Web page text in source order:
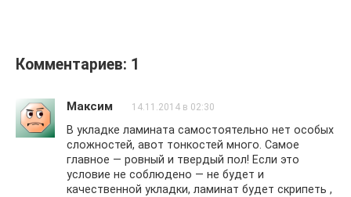
Комментариев: 1
Максим 14.11.2014 в 02:30
В укладке ламината самостоятельно нет особых
сложностей, авот тонкостей много. Самое
главное — ровный и твердый пол! Если это
условие не соблюдено — не будет и
качественной укладки, ламинат будет скрипеть ,